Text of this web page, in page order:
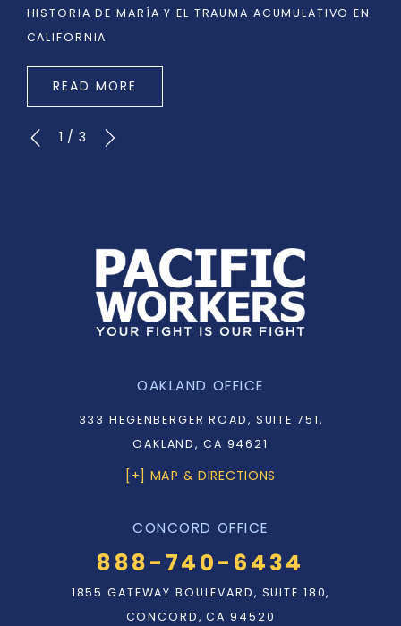
HISTORIA DE MARÍA Y EL TRAUMA ACUMULATIVO EN
CALIFORNIA
READ MORE
1 / 3
OAKLAND OFFICE
333 HEGENBERGER ROAD, SUITE 751,
OAKLAND, CA 94621
[+] MAP & DIRECTIONS
CONCORD OFFICE
888-740-6434
1855 GATEWAY BOULEVARD, SUITE 180,
CONCORD, CA 94520